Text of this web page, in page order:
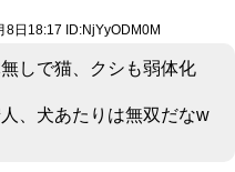
8日18:17 ID:NjYyODM0M
しで猫、クシも弱体化
、犬あたりは無双だなw